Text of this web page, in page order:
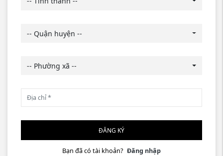
-- Quận huyện --
-- Phường xã --
ĐĂNG KÝ
Bạn đã có tài khoản? Đăng nhập